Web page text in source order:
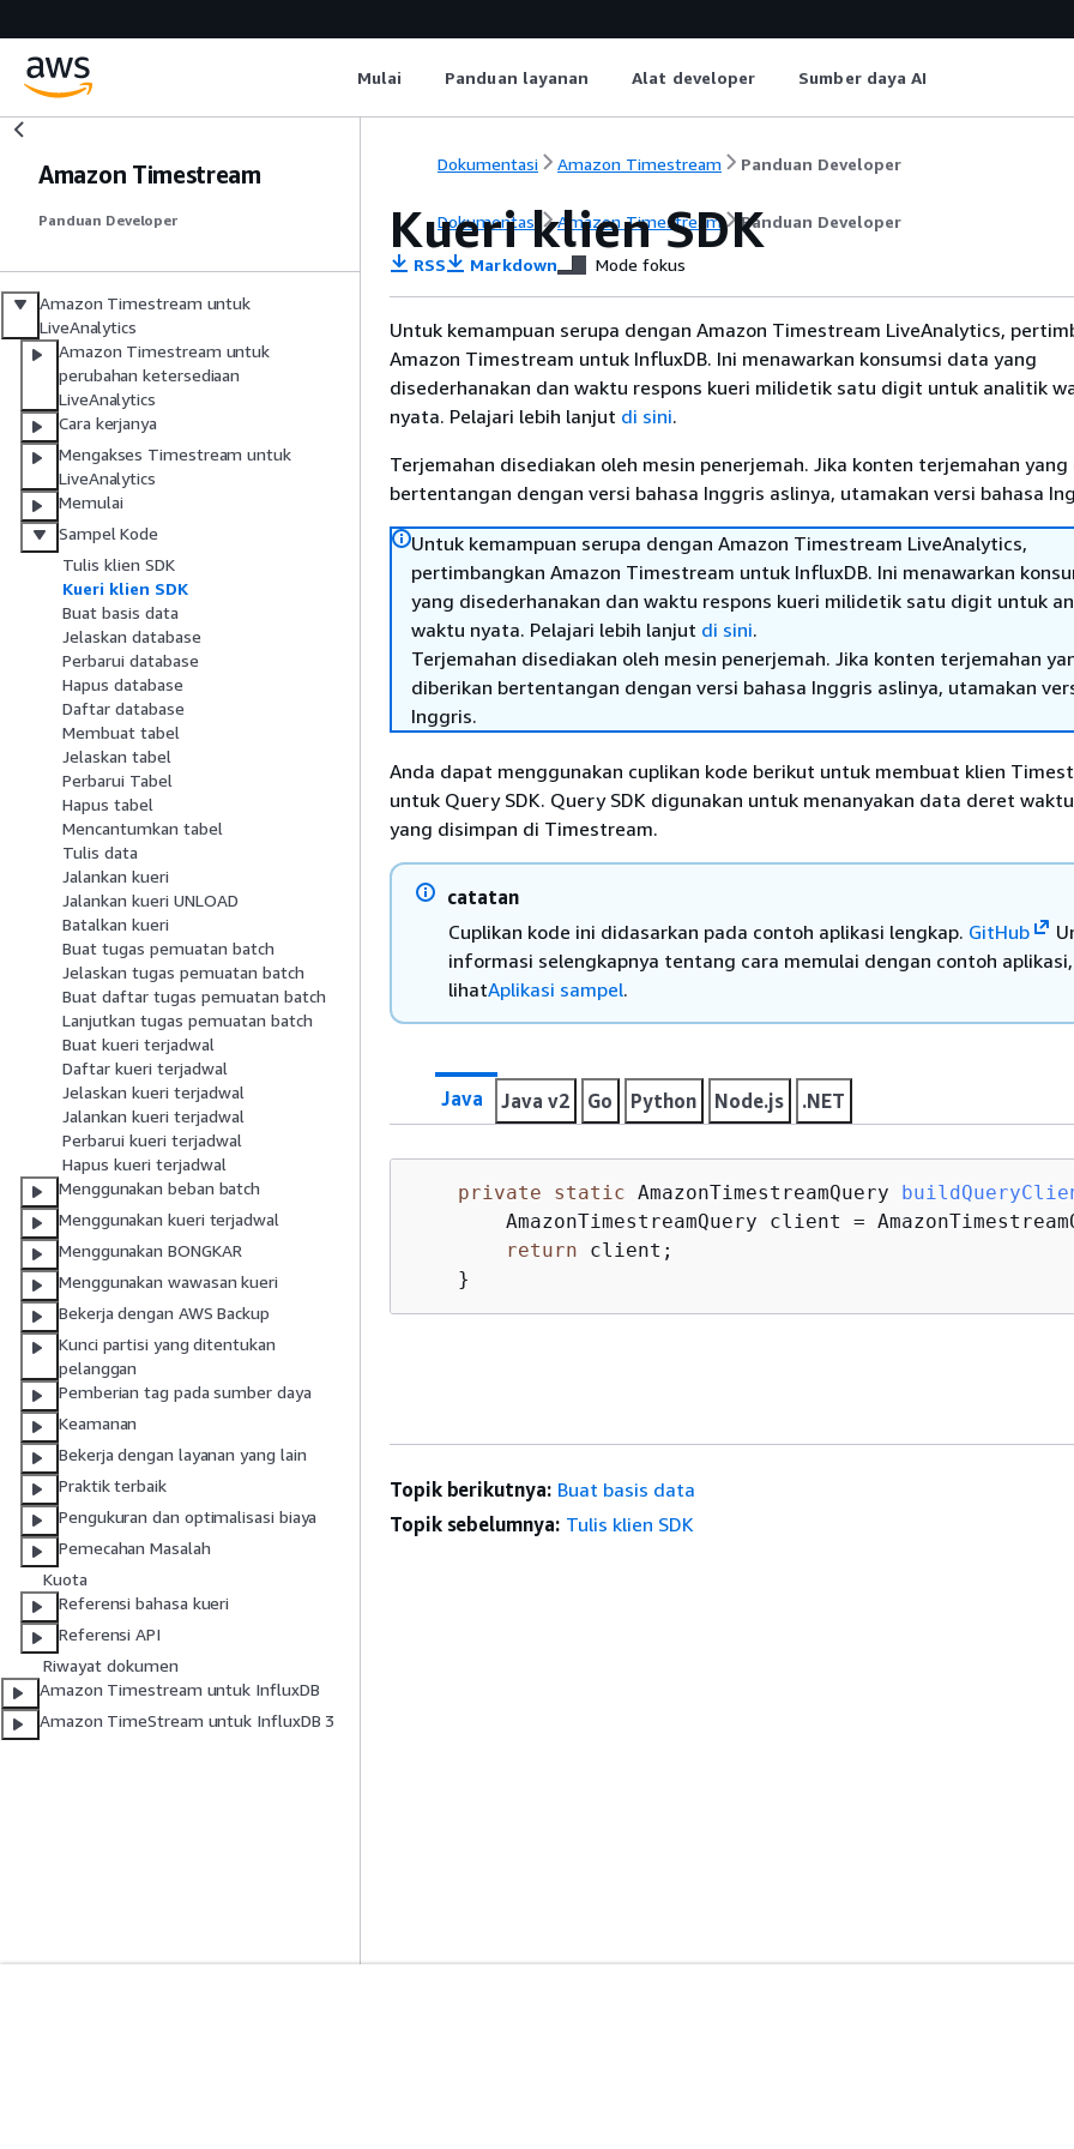
Mulai Panduan layanan Alat developer Sumber daya AI
Amazon Timestream
Panduan Developer
Amazon Timestream untuk
LiveAnalytics
Amazon Timestream untuk
perubahan ketersediaan
LiveAnalytics
Cara kerjanya
Mengakses Timestream untuk
LiveAnalytics
Memulai
Sampel Kode
Tulis klien SDK
Kueri klien SDK
Buat basis data
Jelaskan database
Perbarui database
Hapus database
Daftar database
Membuat tabel
Jelaskan tabel
Perbarui Tabel
Hapus tabel
Mencantumkan tabel
Tulis data
Jalankan kueri
Jalankan kueri UNLOAD
Batalkan kueri
Buat tugas pemuatan batch
Jelaskan tugas pemuatan batch
Buat daftar tugas pemuatan batch
Lanjutkan tugas pemuatan batch
Buat kueri terjadwal
Daftar kueri terjadwal
Jelaskan kueri terjadwal
Jalankan kueri terjadwal
Perbarui kueri terjadwal
Hapus kueri terjadwal
Menggunakan beban batch
Menggunakan kueri terjadwal
Menggunakan BONGKAR
Menggunakan wawasan kueri
Bekerja dengan AWS Backup
Kunci partisi yang ditentukan
pelanggan
Pemberian tag pada sumber daya
Keamanan
Bekerja dengan layanan yang lain
Praktik terbaik
Pengukuran dan optimalisasi biaya
Pemecahan Masalah
Kuota
Referensi bahasa kueri
Referensi API
Riwayat dokumen
Amazon Timestream untuk InfluxDB
Amazon TimeStream untuk InfluxDB 3
Dokumentasi Amazon Timestream Panduan Developer
Dokumentasi Amazon Timestream Panduan Developer
Kueri klien SDK
RSS Markdown Mode fokus
Untuk kemampuan serupa dengan Amazon Timestream LiveAnalytics,
Amazon Timestream untuk InfluxDB. Ini menawarkan konsumsi data yang
disederhanakan dan waktu respons kueri milidetik satu digit untuk analitik
nyata. Pelajari lebih lanjut di sini.
Terjemahan disediakan oleh mesin penerjemah. Jika konten terjemahan yang
bertentangan dengan versi bahasa Inggris aslinya, utamakan versi bahasa
Untuk kemampuan serupa dengan Amazon Timestream LiveAnalytics,
pertimbangkan Amazon Timestream untuk InfluxDB. Ini menawarkan
yang disederhanakan dan waktu respons kueri milidetik satu digit untuk
waktu nyata. Pelajari lebih lanjut di sini.
Terjemahan disediakan oleh mesin penerjemah. Jika konten terjemahan
diberikan bertentangan dengan versi bahasa Inggris aslinya, utamakan
Inggris.
Anda dapat menggunakan cuplikan kode berikut untuk membuat klien
untuk Query SDK. Query SDK digunakan untuk menanyakan data deret
yang disimpan di Timestream.
catatan
Cuplikan kode ini didasarkan pada contoh aplikasi lengkap. GitHub
informasi selengkapnya tentang cara memulai dengan contoh aplikasi,
lihatAplikasi sampel.
Java Java v2 Go Python Node.js .NET
private static AmazonTimestreamQuery
AmazonTimestreamQuery client =
return client;
    }
Topik berikutnya: Buat basis data
Topik sebelumnya: Tulis klien SDK